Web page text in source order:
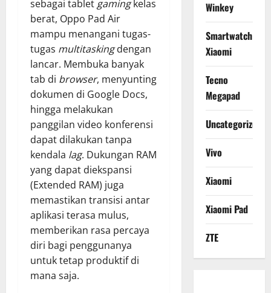
sebagai tablet gamingkelas
berat, Oppo Pad Air
mampu menangani tugas-
tugas multitaskingdengan
lancar. Membuka banyak
tab di browser, menyunting
dokumen di Google Docs,
hingga melakukan
panggilan video konferensi
dapat dilakukan tanpa
kendala lag. Dukungan RAM
yang dapat diekspansi
(Extended RAM) juga
memastikan transisi antar
aplikasi terasa mulus,
memberikan rasa percaya
diri bagi penggunanya
untuk tetap produktif di
mana saja.
Winkey
Smartwatch
Xiaomi
Tecno
Megapad
Uncategorized
Vivo
Xiaomi
Xiaomi Pad
ZTE